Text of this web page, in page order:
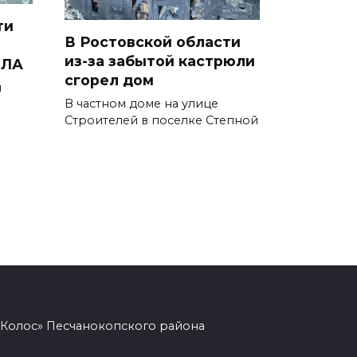
Сотрудники ДПС помогли
женщине с ребенком на
трассе М-4 «Дон»
07 августа 2026 14:33
В Батайске в заброшенном
В Ростовской области
из-за забытой кастрюли
сгорел дом
В частном доме на улице
Строителей в поселке Степной
Песчанокопского района